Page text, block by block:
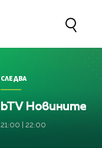
СЛЕДВА
bTV Новините
21:00 22:00